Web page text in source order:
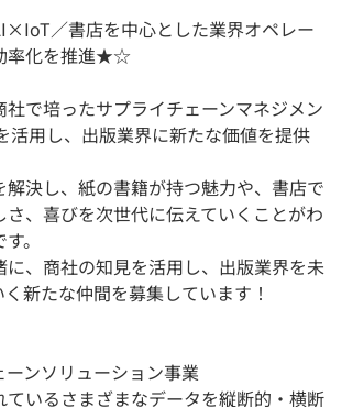
／書店を中心とした業界オペレー
率化を推進★☆
社で培ったサプライチェーンマネジメン
活用し、出版業界に新たな価値を提供
解決し、紙の書籍が持つ魅力や、書店で
、喜びを次世代に伝えていくことがわ
。
に、商社の知見を活用し、出版業界を未
新たな仲間を募集しています！
ンソリューション事業
ているさまざまなデータを縦断的・横断